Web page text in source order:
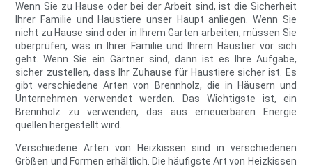
Wenn Sie zu Hause oder bei der Arbeit sind, ist die Sicherheit
Ihrer Familie und Haustiere unser Haupt anliegen. Wenn Sie
nicht zu Hause sind oder in Ihrem Garten arbeiten, müssen Sie
überprüfen, was in Ihrer Familie und Ihrem Haustier vor sich
geht. Wenn Sie ein Gärtner sind, dann ist es Ihre Aufgabe,
sicher zustellen, dass Ihr Zuhause für Haustiere sicher ist. Es
gibt verschiedene Arten von Brennholz, die in Häusern und
Unternehmen verwendet werden. Das Wichtigste ist, ein
Brennholz zu verwenden, das aus erneuerbaren Energie
quellen hergestellt wird.
Verschiedene Arten von Heizkissen sind in verschiedenen
Größen und Formen erhältlich. Die häufigste Art von Heizkissen